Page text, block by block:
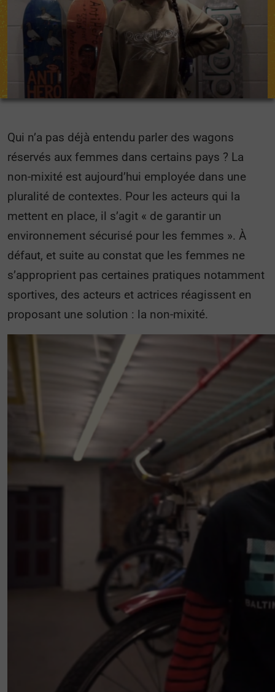
Qui n’a pas déjà entendu parler des wagons
réservés aux femmes dans certains pays ? La
non-mixité est aujourd’hui employée dans une
pluralité de contextes. Pour les acteurs qui la
mettent en place, il s’agit « de garantir un
environnement sécurisé pour les femmes ». À
défaut, et suite au constat que les femmes ne
s’approprient pas certaines pratiques notamment
sportives, des acteurs et actrices réagissent en
proposant une solution : la non-mixité.